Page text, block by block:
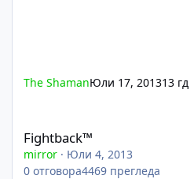
The ShamanЮли 17, 201313 гд
Fightback™
mirror · Юли 4, 2013
0 отговора4469 прегледа